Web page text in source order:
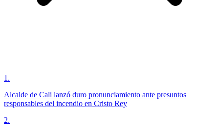
1 .
Alcalde de Cali lanzó duro pronunciamiento ante presuntos
responsables del incendio en Cristo Rey
2.